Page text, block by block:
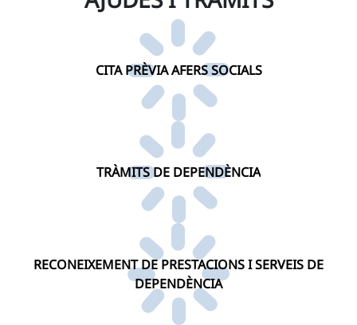
CITA PRÈVIA AFERS SOCIALS
TRÀMITS DE DEPENDÈNCIA
RECONEIXEMENT DE PRESTACIONS I SERVEIS DE
DEPENDÈNCIA